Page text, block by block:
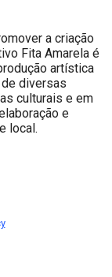
a criação
Fita Amarela é
artística
diversas
culturais e em
e
local.